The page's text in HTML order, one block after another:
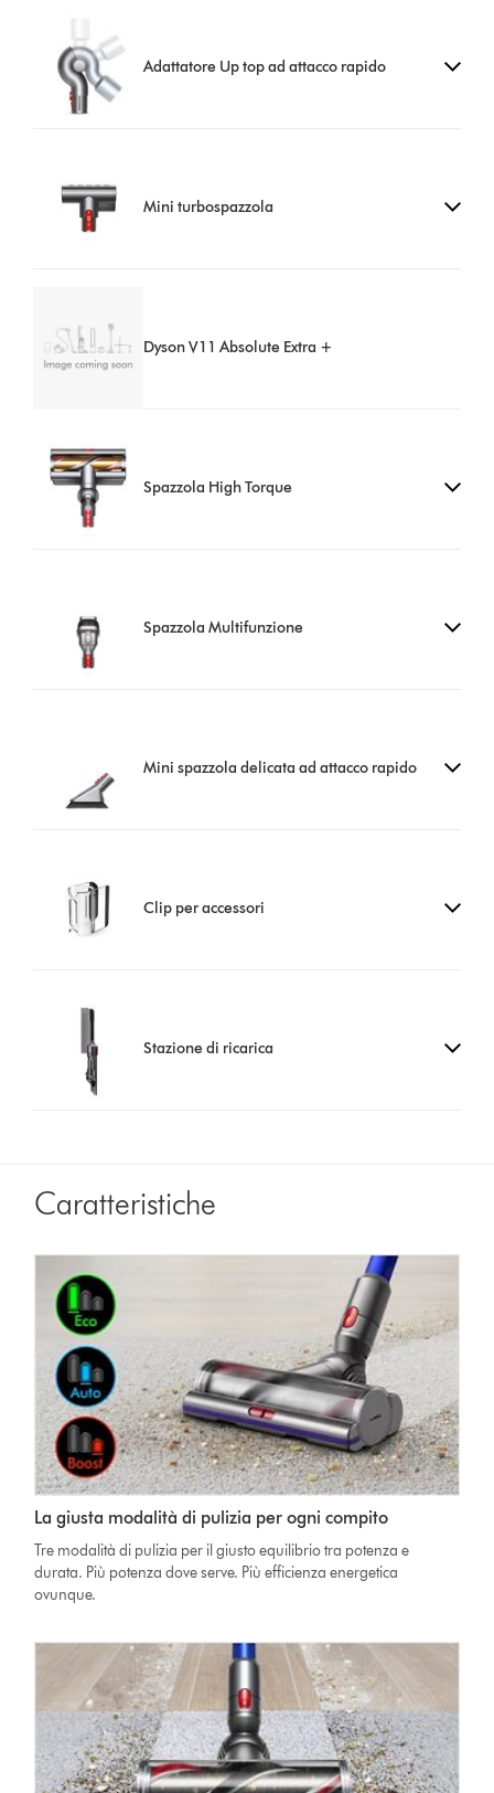
Adattatore Up top ad attacco rapido
Mini turbospazzola
Dyson V11 Absolute Extra +
Spazzola High Torque
Spazzola Multifunzione
Mini spazzola delicata ad attacco rapido
Clip per accessori
Stazione di ricarica
Caratteristiche
La giusta modalità di pulizia per ogni compito
Tre modalità di pulizia per il giusto equilibrio tra potenza e
durata. Più potenza dove serve. Più efficienza energetica
ovunque.